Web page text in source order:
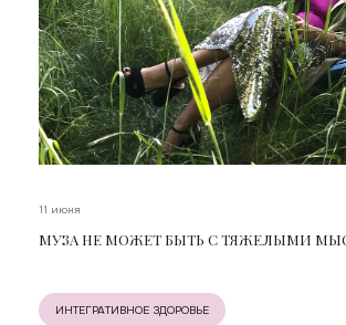
11 июня
МУЗА НЕ МОЖЕТ БЫТЬ С ТЯЖЕЛЫМИ
ИНТЕГРАТИВНОЕ ЗДОРОВЬЕ